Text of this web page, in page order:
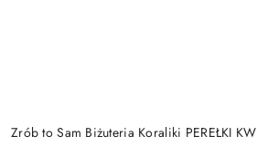
Zrób to Sam Biżuteria Koraliki PEREŁKI